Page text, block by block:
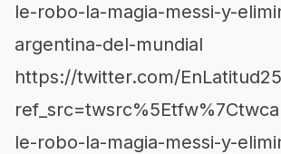
le-robo-la-magia-messi-y-
argentina-del-mundial
https://twitter.com/
le-robo-la-magia-messi-y-